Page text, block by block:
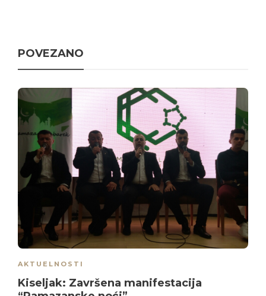
POVEZANO
AKTUELNOSTI
Kiseljak: Završena manifestacija